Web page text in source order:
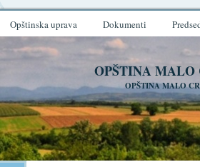
Opštinska uprava Dokumenti
OPŠTINA MALO
OPŠTINA MALO